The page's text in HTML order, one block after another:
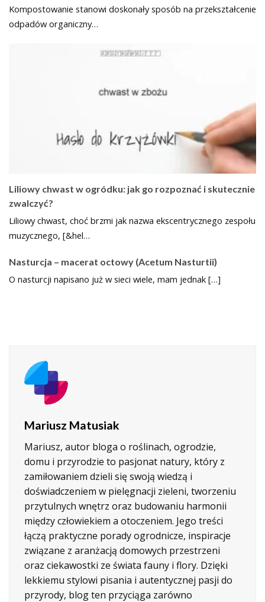
Kompostowanie stanowi doskonały sposób na przekształcenie
odpadów organiczny…
Liliowy chwast w ogródku: jak go rozpoznać i skutecznie
zwalczyć?
Liliowy chwast, choć brzmi jak nazwa ekscentrycznego zespołu
muzycznego, [&hel…
Nasturcja – macerat octowy (Acetum Nasturtii)
O nasturcji napisano już w sieci wiele, mam jednak […]
Mariusz Matusiak
Mariusz, autor bloga o roślinach, ogrodzie,
domu i przyrodzie to pasjonat natury, który z
zamiłowaniem dzieli się swoją wiedzą i
doświadczeniem w pielęgnacji zieleni, tworzeniu
przytulnych wnętrz oraz budowaniu harmonii
między człowiekiem a otoczeniem. Jego treści
łączą praktyczne porady ogrodnicze, inspiracje
związane z aranżacją domowych przestrzeni
oraz ciekawostki ze świata fauny i flory. Dzięki
lekkiemu stylowi pisania i autentycznej pasji do
przyrody, blog ten przyciąga zarówno